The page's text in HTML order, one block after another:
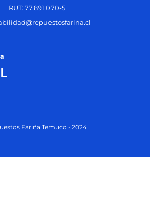
RUT: 77.891.070-5
Fariña Temuco • 2024